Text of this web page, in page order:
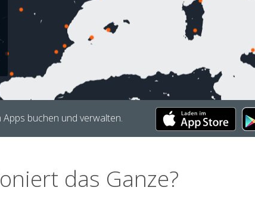
buchen und verwalten.
das Ganze?